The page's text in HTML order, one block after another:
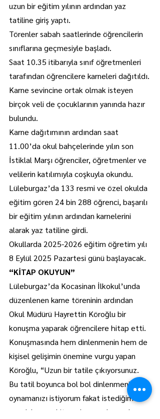
uzun bir eğitim yılının ardından yaz
tatiline giriş yaptı.
Törenler sabah saatlerinde öğrencilerin
sınıflarına geçmesiyle başladı.
Saat 10.35 itibarıyla sınıf öğretmenleri
tarafından öğrencilere karneleri dağıtıldı.
Karne sevincine ortak olmak isteyen
birçok veli de çocuklarının yanında hazır
bulundu.
Karne dağıtımının ardından saat
11.00’da okul bahçelerinde yılın son
İstiklal Marşı öğrenciler, öğretmenler ve
velilerin katılımıyla coşkuyla okundu.
Lüleburgaz’da 133 resmi ve özel okulda
eğitim gören 24 bin 288 öğrenci, başarılı
bir eğitim yılının ardından karnelerini
alarak yaz tatiline girdi.
Okullarda 2025-2026 eğitim öğretim yılı
8 Eylül 2025 Pazartesi günü başlayacak.
“KİTAP OKUYUN”
Lüleburgaz’da Kocasinan İlkokul’unda
düzenlenen karne töreninin ardından
Okul Müdürü Hayrettin Köroğlu bir
konuşma yaparak öğrencilere hitap etti.
Konuşmasında hem dinlenmenin hem de
kişisel gelişimin önemine vurgu yapan
Köroğlu, “Uzun bir tatile çıkıyorsunuz.
Bu tatil boyunca bol bol dinlenmenizi,
oynamanızı istiyorum fakat istediğim bir
şey daha var; kitap okuyun, ders çalışın